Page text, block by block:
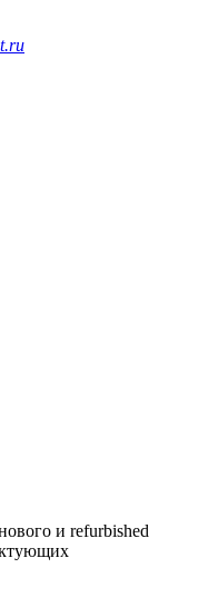
и refurbished